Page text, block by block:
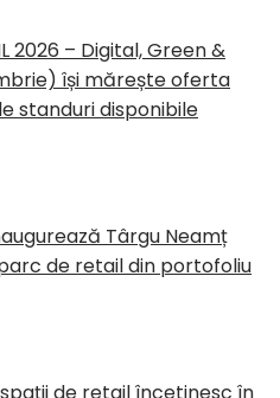
2026 – Digital, Green &
își mărește oferta
standuri disponibile
Târgu Neamț
de retail din portofoliu
de retail încetinesc în